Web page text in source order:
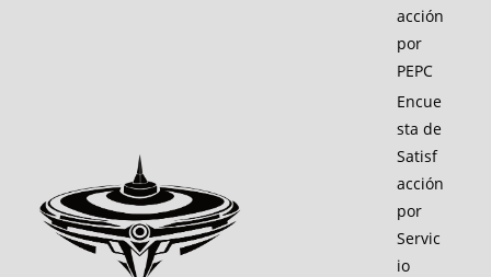
acción
por
PEPC
Encue
sta de
Satisf
acción
por
Servic
io